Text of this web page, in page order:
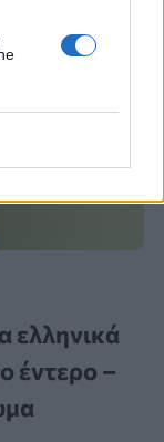
ελληνικά
έντερο –